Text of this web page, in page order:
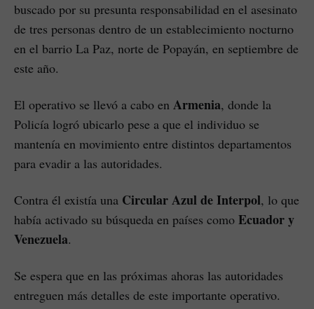
buscado por su presunta responsabilidad en el asesinato
de tres personas dentro de un establecimiento nocturno
en el barrio La Paz, norte de Popayán, en septiembre de
este año.
El operativo se llevó a cabo en Armenia, donde la
Policía logró ubicarlo pese a que el individuo se
mantenía en movimiento entre distintos departamentos
para evadir a las autoridades.
Contra él existía una Circular Azul de Interpol, lo que
había activado su búsqueda en países como Ecuador y
Venezuela.
Se espera que en las próximas ahoras las autoridades
entreguen más detalles de este importante operativo.